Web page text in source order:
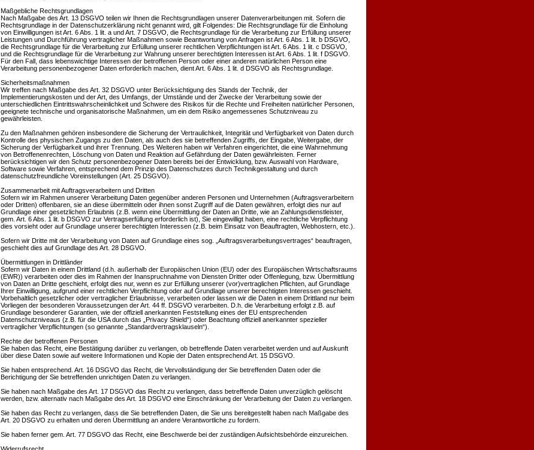
Maßgebliche Rechtsgrundlagen
Nach Maßgabe des Art. 13 DSGVO teilen wir Ihnen die Rechtsgrundlagen unserer Datenverarbeitungen mit. Sofern die
Rechtsgrundlage in der Datenschutzerklärung nicht genannt wird, gilt Folgendes: Die Rechtsgrundlage für die Einholung
von Einwilligungen ist Art. 6 Abs. 1 lit. a und Art. 7 DSGVO, die Rechtsgrundlage für die Verarbeitung zur Erfüllung unserer
Leistungen und Durchführung vertraglicher Maßnahmen sowie Beantwortung von Anfragen ist Art. 6 Abs. 1 lit. b DSGVO,
die Rechtsgrundlage für die Verarbeitung zur Erfüllung unserer rechtlichen Verpflichtungen ist Art. 6 Abs. 1 lit. c DSGVO,
und die Rechtsgrundlage für die Verarbeitung zur Wahrung unserer berechtigten Interessen ist Art. 6 Abs. 1 lit. f DSGVO.
Für den Fall, dass lebenswichtige Interessen der betroffenen Person oder einer anderen natürlichen Person eine
Verarbeitung personenbezogener Daten erforderlich machen, dient Art. 6 Abs. 1 lit. d DSGVO als Rechtsgrundlage.
Sicherheitsmaßnahmen
Wir treffen nach Maßgabe des Art. 32 DSGVO unter Berücksichtigung des Stands der Technik, der
Implementierungskosten und der Art, des Umfangs, der Umstände und der Zwecke der Verarbeitung sowie der
unterschiedlichen Eintrittswahrscheinlichkeit und Schwere des Risikos für die Rechte und Freiheiten natürlicher Personen,
geeignete technische und organisatorische Maßnahmen, um ein dem Risiko angemessenes Schutzniveau zu
gewährleisten.
Zu den Maßnahmen gehören insbesondere die Sicherung der Vertraulichkeit, Integrität und Verfügbarkeit von Daten durch
Kontrolle des physischen Zugangs zu den Daten, als auch des sie betreffenden Zugriffs, der Eingabe, Weitergabe, der
Sicherung der Verfügbarkeit und ihrer Trennung. Des Weiteren haben wir Verfahren eingerichtet, die eine Wahrnehmung
von Betroffenenrechten, Löschung von Daten und Reaktion auf Gefährdung der Daten gewährleisten. Ferner
berücksichtigen wir den Schutz personenbezogener Daten bereits bei der Entwicklung, bzw. Auswahl von Hardware,
Software sowie Verfahren, entsprechend dem Prinzip des Datenschutzes durch Technikgestaltung und durch
datenschutzfreundliche Voreinstellungen (Art. 25 DSGVO).
Zusammenarbeit mit Auftragsverarbeitern und Dritten
Sofern wir im Rahmen unserer Verarbeitung Daten gegenüber anderen Personen und Unternehmen (Auftragsverarbeitern
oder Dritten) offenbaren, sie an diese übermitteln oder ihnen sonst Zugriff auf die Daten gewähren, erfolgt dies nur auf
Grundlage einer gesetzlichen Erlaubnis (z.B. wenn eine Übermittlung der Daten an Dritte, wie an Zahlungsdienstleister,
gem. Art. 6 Abs. 1 lit. b DSGVO zur Vertragserfüllung erforderlich ist), Sie eingewilligt haben, eine rechtliche Verpflichtung
dies vorsieht oder auf Grundlage unserer berechtigten Interessen (z.B. beim Einsatz von Beauftragten, Webhostern, etc.).
Sofern wir Dritte mit der Verarbeitung von Daten auf Grundlage eines sog. „Auftragsverarbeitungsvertrages“ beauftragen,
geschieht dies auf Grundlage des Art. 28 DSGVO.
Übermittlungen in Drittländer
Sofern wir Daten in einem Drittland (d.h. außerhalb der Europäischen Union (EU) oder des Europäischen Wirtschaftsraums
(EWR)) verarbeiten oder dies im Rahmen der Inanspruchnahme von Diensten Dritter oder Offenlegung, bzw. Übermittlung
von Daten an Dritte geschieht, erfolgt dies nur, wenn es zur Erfüllung unserer (vor)vertraglichen Pflichten, auf Grundlage
Ihrer Einwilligung, aufgrund einer rechtlichen Verpflichtung oder auf Grundlage unserer berechtigten Interessen geschieht.
Vorbehaltlich gesetzlicher oder vertraglicher Erlaubnisse, verarbeiten oder lassen wir die Daten in einem Drittland nur beim
Vorliegen der besonderen Voraussetzungen der Art. 44 ff. DSGVO verarbeiten. D.h. die Verarbeitung erfolgt z.B. auf
Grundlage besonderer Garantien, wie der offiziell anerkannten Feststellung eines der EU entsprechenden
Datenschutzniveaus (z.B. für die USA durch das „Privacy Shield“) oder Beachtung offiziell anerkannter spezieller
vertraglicher Verpflichtungen (so genannte „Standardvertragsklauseln“).
Rechte der betroffenen Personen
Sie haben das Recht, eine Bestätigung darüber zu verlangen, ob betreffende Daten verarbeitet werden und auf Auskunft
über diese Daten sowie auf weitere Informationen und Kopie der Daten entsprechend Art. 15 DSGVO.
Sie haben entsprechend. Art. 16 DSGVO das Recht, die Vervollständigung der Sie betreffenden Daten oder die
Berichtigung der Sie betreffenden unrichtigen Daten zu verlangen.
Sie haben nach Maßgabe des Art. 17 DSGVO das Recht zu verlangen, dass betreffende Daten unverzüglich gelöscht
werden, bzw. alternativ nach Maßgabe des Art. 18 DSGVO eine Einschränkung der Verarbeitung der Daten zu verlangen.
Sie haben das Recht zu verlangen, dass die Sie betreffenden Daten, die Sie uns bereitgestellt haben nach Maßgabe des
Art. 20 DSGVO zu erhalten und deren Übermittlung an andere Verantwortliche zu fordern.
Sie haben ferner gem. Art. 77 DSGVO das Recht, eine Beschwerde bei der zuständigen Aufsichtsbehörde einzureichen.